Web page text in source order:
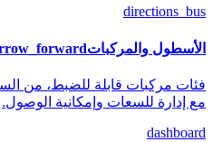
directions_bus
الأسطول والمركبات
مع إدارة للسعات وإمكانية الوصول.
dashboard